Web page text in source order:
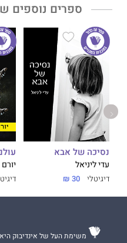
ספרים נוספים
נסיכה של אבא
עדי ליניאל
דיגיטלי 30 ₪
משימת העל של אינדיבוק